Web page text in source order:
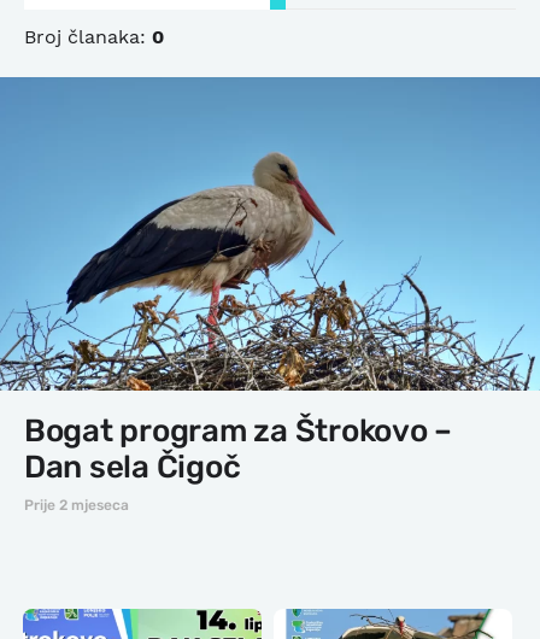
Broj članaka: 0
Bogat program za Štrokovo –
Dan sela Čigoč
Prije 2 mjeseca